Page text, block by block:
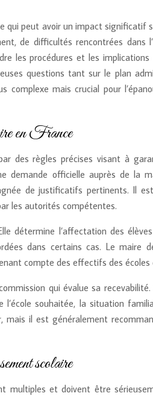
qui peut avoir un impact significatif
de difficultés rencontrées dans
les procédures et les
questions tant sur le plan
complexe mais crucial pour
en France
des règles précises visant à
demande officielle auprès de la
de justificatifs pertinents. Il
les autorités compétentes.
détermine l’affectation des
dans certains cas. Le maire
compte des effectifs des
qui évalue sa
souhaitée, la situation
il est généralement
scolaire
multiples et doivent être